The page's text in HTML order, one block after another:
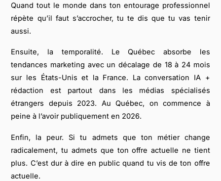
Quand tout le monde dans ton entourage professionnel
répète qu’il faut s’accrocher, tu te dis que tu vas tenir
aussi.
Ensuite, la temporalité. Le Québec absorbe les
tendances marketing avec un décalage de 18 à 24 mois
sur les États-Unis et la France. La conversation IA +
rédaction est partout dans les médias spécialisés
étrangers depuis 2023. Au Québec, on commence à
peine à l’avoir publiquement en 2026.
Enfin, la peur. Si tu admets que ton métier change
radicalement, tu admets que ton offre actuelle ne tient
plus. C’est dur à dire en public quand tu vis de ton offre
actuelle.